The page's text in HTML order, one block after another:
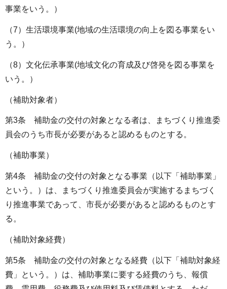
事業をいう。）
（7）生活環境事業(地域の生活環境の向上を図る事業をい
う。）
（8）文化伝承事業(地域文化の育成及び啓発を図る事業を
いう。）
（補助対象者）
第3条 補助金の交付の対象となる者は、まちづくり推進委
員会のうち市長が必要があると認めるものとする。
（補助事業）
第4条 補助金の交付の対象となる事業（以下「補助事業」
という。）は、まちづくり推進委員会が実施するまちづく
り推進事業であって、市長が必要があると認めるものとす
る。
（補助対象経費）
第5条 補助金の交付の対象となる経費（以下「補助対象経
費」という。）は、補助事業に要する経費のうち、報償